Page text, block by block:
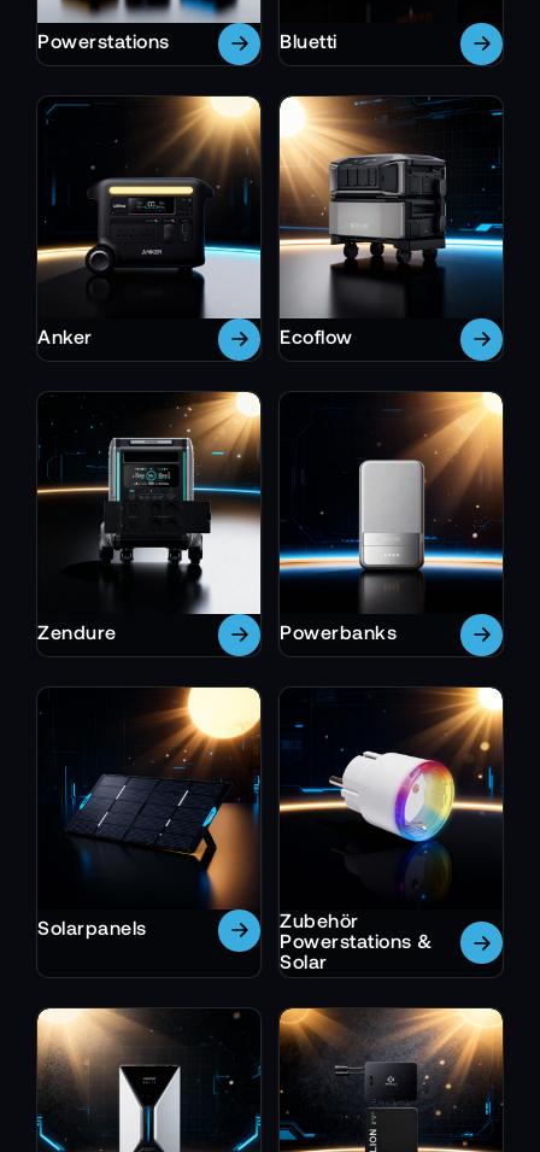
Powerstations Bluetti
Anker Ecoflow
Zendure Powerbanks
Solarpanels
Zubehör
Powerstations &
Solar